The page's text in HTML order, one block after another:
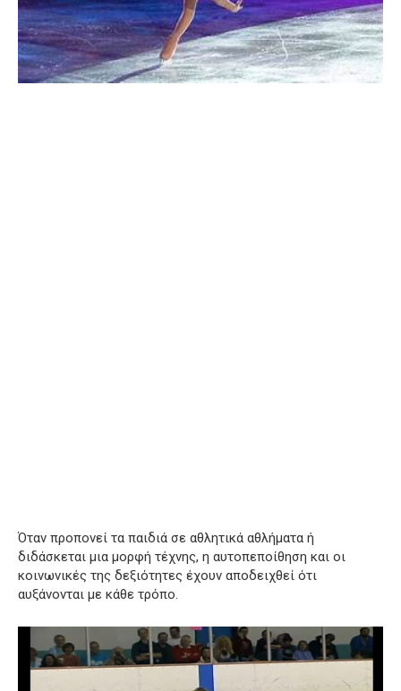
Όταν προπονεί τα παιδιά σε αθλητικά αθλήματα ή
διδάσκεται μια μορφή τέχνης, η αυτοπεποίθηση και οι
κοινωνικές της δεξιότητες έχουν αποδειχθεί ότι
αυξάνονται με κάθε τρόπο.